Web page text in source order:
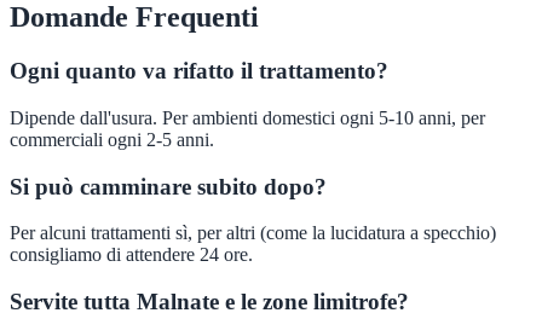
Domande Frequenti
Ogni quanto va rifatto il trattamento?
Dipende dall'usura. Per ambienti domestici ogni 5-10 anni, per
commerciali ogni 2-5 anni.
Si può camminare subito dopo?
Per alcuni trattamenti sì, per altri (come la lucidatura a specchio)
consigliamo di attendere 24 ore.
Servite tutta Malnate e le zone limitrofe?